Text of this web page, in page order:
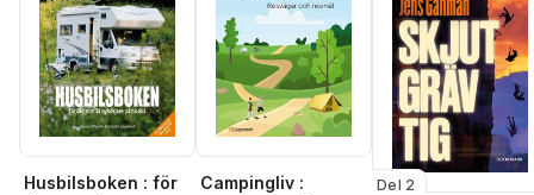
Husbilsboken : för
Campingliv :
Del 2